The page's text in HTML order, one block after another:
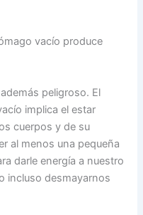
vacío produce
peligroso. El
implica el estar
cuerpos y de su
al menos una pequeña
darle energía a nuestro
incluso desmayarnos